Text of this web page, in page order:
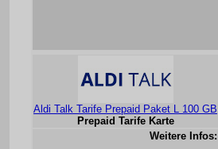
Aldi Talk Tarife Prepaid Paket L 100 GB
Prepaid Tarife Karte
Weitere Infos: